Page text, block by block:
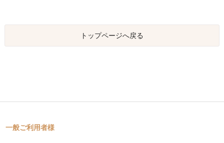
トップページへ戻る
一般ご利用者様